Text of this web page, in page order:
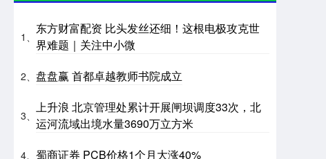
1、
东方财富配资 比头发丝还细！这根电极攻克世
界难题｜关注中小微
2、 盘盘赢 首都卓越教师书院成立
3、
上升浪 北京管理处累计开展闸坝调度33次，北
运河流域出境水量3690万立方米
4、 蜀商证券 PCB价格1个月大涨40%